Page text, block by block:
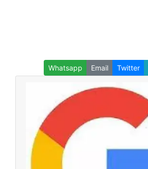
Whatsapp Email Twitter